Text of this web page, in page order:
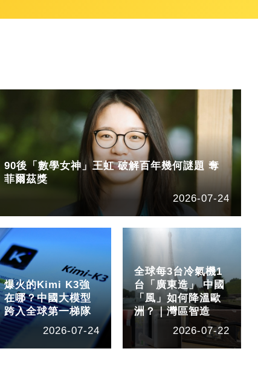
90後「數學女神」王虹 破解百年幾何謎題 奪
菲爾茲獎
2026-07-24
爆火的Kimi K3強
在哪？中國大模型
跨入全球第一梯隊
2026-07-24
全球每3台冷氣機1
台「廣東造」 中國
「風」如何降溫歐
洲？｜灣區智造
2026-07-22